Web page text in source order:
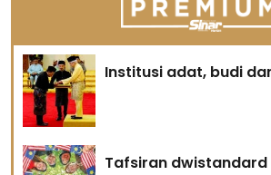
Institusi adat, budi
Tafsiran